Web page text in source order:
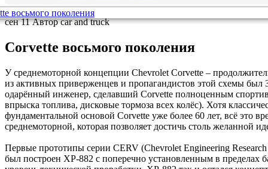
сен 11 Автор car and truck
Corvette восьмого поколения
У среднемоторной концепции Chevrolet Corvette –
из активных приверженцев и пропагандистов этой схемы
одарённый инженер, сделавший Corvette полноценным
впрыска топлива, дисковые тормоза всех колёс). Хотя
фундаментальной основой Corvette уже более 60 лет, всё это
среднемоторной, которая позволяет достичь столь желанной
Первые прототипы серии CERV (Chevrolet Engineering
был построен XP-882 с поперечно установленным в пределах